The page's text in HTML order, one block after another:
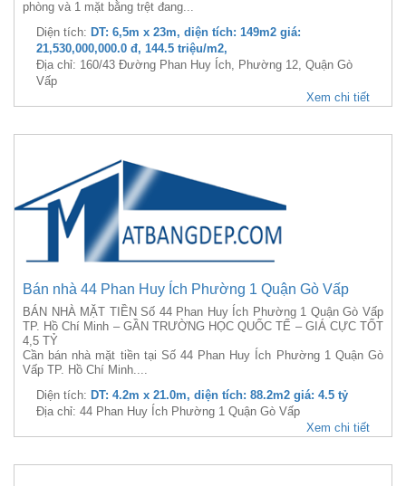
phòng và 1 mặt bằng trệt đang...
Diện tích: DT: 6,5m x 23m, diện tích: 149m2 giá:
21,530,000,000.0 đ, 144.5 triệu/m2,
Địa chỉ: 160/43 Đường Phan Huy Ích, Phường 12, Quận Gò
Vấp
Xem chi tiết
Bán nhà 44 Phan Huy Ích Phường 1 Quận Gò Vấp
BÁN NHÀ MẶT TIỀN Số 44 Phan Huy Ích Phường 1 Quận Gò Vấp
TP. Hồ Chí Minh – GẦN TRƯỜNG HỌC QUỐC TẾ – GIÁ CỰC TỐT
4,5 TỶ
Cần bán nhà mặt tiền tại Số 44 Phan Huy Ích Phường 1 Quận Gò
Vấp TP. Hồ Chí Minh....
Diện tích: DT: 4.2m x 21.0m, diện tích: 88.2m2 giá: 4.5 tỷ
Địa chỉ: 44 Phan Huy Ích Phường 1 Quận Gò Vấp
Xem chi tiết